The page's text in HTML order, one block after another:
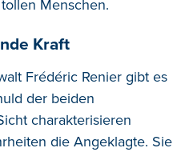
Menschen.
Kraft
Frédéric Renier gibt es
der beiden
charakterisieren
die Angeklagte. Sie